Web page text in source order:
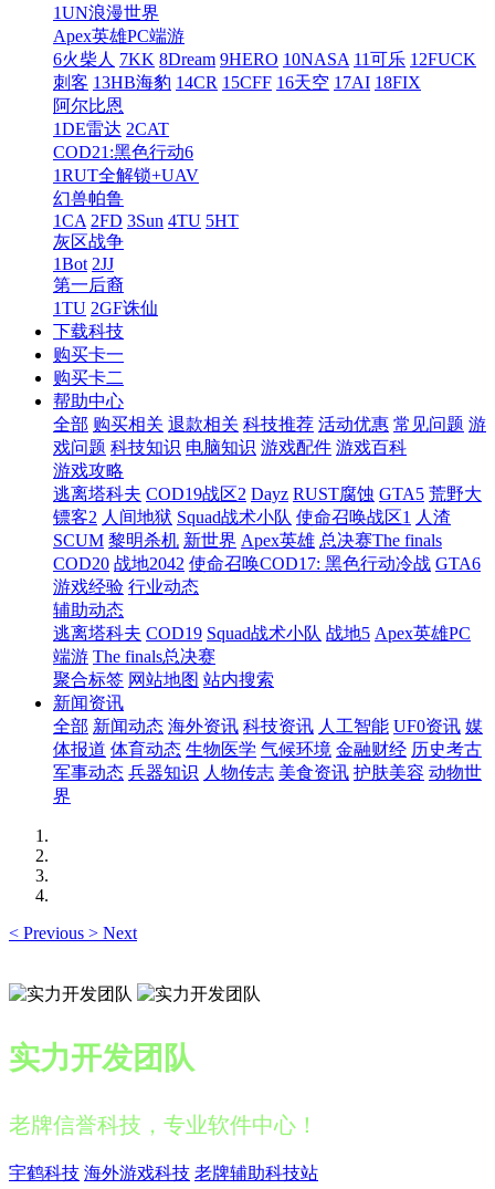
1UN浪漫世界
Apex英雄PC端游
6火柴人 7KK 8Dream 9HERO 10NASA 11可乐 12FUCK
刺客 13HB海豹 14CR 15CFF 16天空 17AI 18FIX
阿尔比恩
1DE雷达 2CAT
COD21:黑色行动6
1RUT全解锁+UAV
幻兽帕鲁
1CA 2FD 3Sun 4TU 5HT
灰区战争
1Bot 2JJ
第一后裔
1TU 2GF诛仙
下载科技
购买卡一
购买卡二
帮助中心
全部 购买相关 退款相关 科技推荐 活动优惠 常见问题 游
戏问题 科技知识 电脑知识 游戏配件 游戏百科
游戏攻略
逃离塔科夫 COD19战区2 Dayz RUST腐蚀 GTA5 荒野大
镖客2 人间地狱 Squad战术小队 使命召唤战区1 人渣
SCUM 黎明杀机 新世界 Apex英雄 总决赛The finals
COD20 战地2042 使命召唤COD17: 黑色行动冷战 GTA6
游戏经验 行业动态
辅助动态
逃离塔科夫 COD19 Squad战术小队 战地5 Apex英雄PC
端游 The finals总决赛
聚合标签 网站地图 站内搜索
新闻资讯
全部 新闻动态 海外资讯 科技资讯 人工智能 UF0资讯 媒
体报道 体育动态 生物医学 气候环境 金融财经 历史考古
军事动态 兵器知识 人物传志 美食资讯 护肤美容 动物世
界
< Previous > Next
实力开发团队
老牌信誉科技，专业软件中心！
宇鹤科技 海外游戏科技 老牌辅助科技站